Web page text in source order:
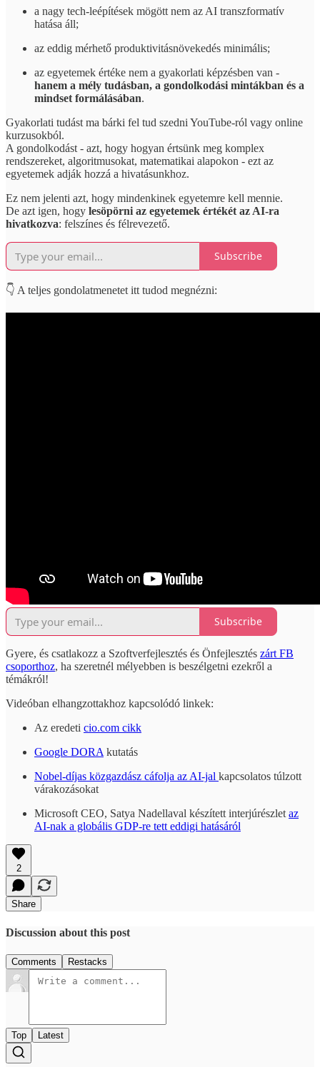
a nagy tech-leépítések mögött nem az AI transzformatív
hatása áll;
az eddig mérhető produktivitásnövekedés minimális;
az egyetemek értéke nem a gyakorlati képzésben van -
hanem a mély tudásban, a gondolkodási mintákban és a
mindset formálásában.
Gyakorlati tudást ma bárki fel tud szedni YouTube-ról vagy online
kurzusokból.
A gondolkodást - azt, hogy hogyan értsünk meg komplex
rendszereket, algoritmusokat, matematikai alapokon - ezt az
egyetemek adják hozzá a hivatásunkhoz.
Ez nem jelenti azt, hogy mindenkinek egyetemre kell mennie.
De azt igen, hogy lesöpörni az egyetemek értékét az AI-ra
hivatkozva: felszínes és félrevezető.
Subscribe
👇 A teljes gondolatmenetet itt tudod megnézni:
Subscribe
Gyere, és csatlakozz a Szoftverfejlesztés és Önfejlesztés zárt FB
csoporthoz, ha szeretnél mélyebben is beszélgetni ezekről a
témákról!
Videóban elhangzottakhoz kapcsolódó linkek:
Az eredeti cio.com cikk
Google DORA kutatás
Nobel-díjas közgazdász cáfolja az AI-jal kapcsolatos túlzott
várakozásokat
Microsoft CEO, Satya Nadellaval készített interjúrészlet az
AI-nak a globális GDP-re tett eddigi hatásáról
2
Share
Discussion about this post
Comments Restacks
Top Latest